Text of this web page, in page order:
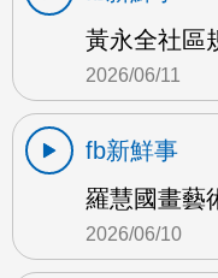
黃永全社區
2026/06/11
fb新鮮事
羅慧國畫藝
2026/06/10